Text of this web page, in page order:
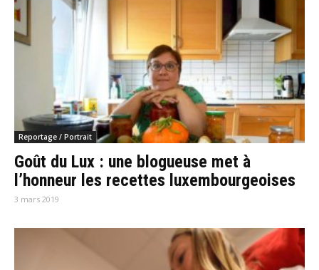
Reportage / Portrait
Goût du Lux : une blogueuse met à
l’honneur les recettes luxembourgeoises
3 mars 2019